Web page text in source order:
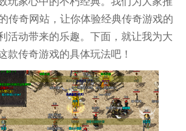
传奇网站，让你体验经典传奇游戏的
活动带来的乐趣。下面，就让我为大
款传奇游戏的具体玩法吧！